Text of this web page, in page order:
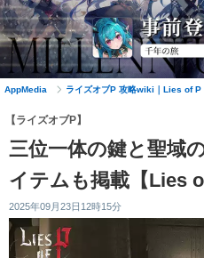
AppMedia ライズオブP 攻略wiki｜Lies of P
【ライズオブP】
三位一体の鍵と聖域
イテムも掲載【Lies
2025年09月23日12時15分